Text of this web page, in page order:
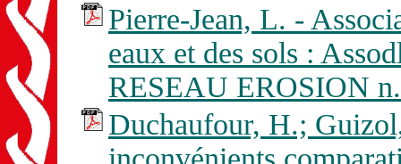
Pierre-Jean, L. -
eaux et des sols :
RESEAU EROSION
Duchaufour, H.;